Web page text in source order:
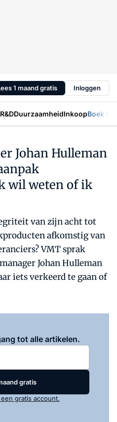
1 maand gratis Inloggen
R&DDuurzaamheidInkoopBoek
Johan Hulleman
wil weten of ik
van zijn acht tot
afkomstig van
VMT sprak
Johan Hulleman
iets verkeerd te gaan of
tot alle artikelen.
gratis
gratis account.